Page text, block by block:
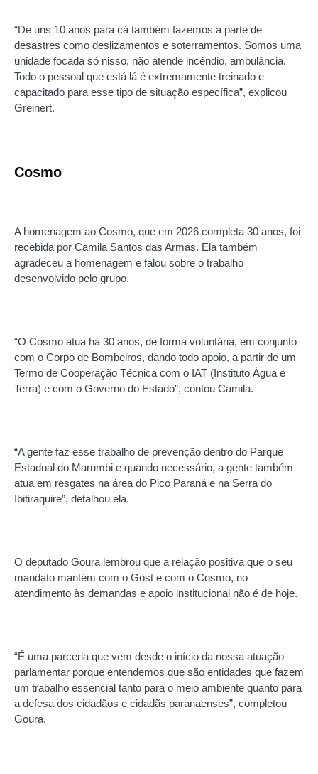
“De uns 10 anos para cá também fazemos a parte de
desastres como deslizamentos e soterramentos. Somos uma
unidade focada só nisso, não atende incêndio, ambulância.
Todo o pessoal que está lá é extremamente treinado e
capacitado para esse tipo de situação específica”, explicou
Greinert.
Cosmo
A homenagem ao Cosmo, que em 2026 completa 30 anos, foi
recebida por Camila Santos das Armas. Ela também
agradeceu a homenagem e falou sobre o trabalho
desenvolvido pelo grupo.
“O Cosmo atua há 30 anos, de forma voluntária, em conjunto
com o Corpo de Bombeiros, dando todo apoio, a partir de um
Termo de Cooperação Técnica com o IAT (Instituto Água e
Terra) e com o Governo do Estado”, contou Camila.
“A gente faz esse trabalho de prevenção dentro do Parque
Estadual do Marumbi e quando necessário, a gente também
atua em resgates na área do Pico Paraná e na Serra do
Ibitiraquire”, detalhou ela.
O deputado Goura lembrou que a relação positiva que o seu
mandato mantém com o Gost e com o Cosmo, no
atendimento às demandas e apoio institucional não é de hoje.
“É uma parceria que vem desde o início da nossa atuação
parlamentar porque entendemos que são entidades que fazem
um trabalho essencial tanto para o meio ambiente quanto para
a defesa dos cidadãos e cidadãs paranaenses”, completou
Goura.